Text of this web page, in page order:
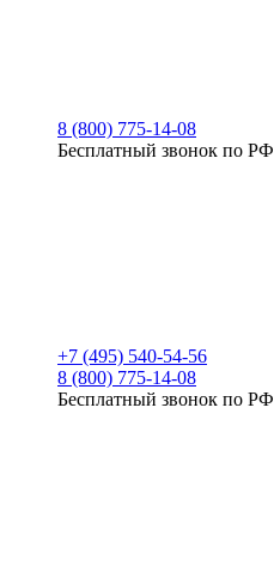
8 (800) 775-14-08
Бесплатный звонок по РФ
+7 (495) 540-54-56
8 (800) 775-14-08
Бесплатный звонок по РФ